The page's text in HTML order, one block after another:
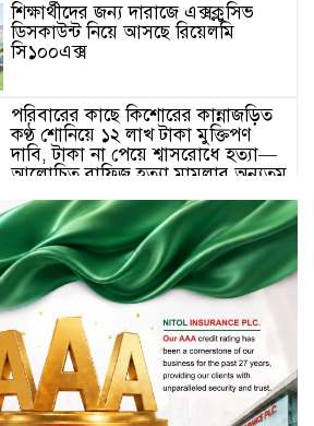
শিক্ষার্থীদের জন্য দারাজে এক্সক্লুসিভ
ডিসকাউন্ট নিয়ে আসছে রিয়েলমি
সি১০০এক্স
পরিবারের কাছে কিশোরের কান্নাজড়িত
কণ্ঠ শোনিয়ে ১২ লাখ টাকা মুক্তিপণ
দাবি, টাকা না পেয়ে শ্বাসরোধে হত্যা—
আলোচিত রাফিজ হত্যা মামলার অন্যতম
নড়াইলে বিএনপির ৬ নেতার
বহিষ্কারাদেশ প্রত্যাহার
দেশজুড়ে কেনাকাটায় সেরা অফার, ব্র্যান্ড
রাশ আওয়ার এবং এক্সক্লুসিভ পেমেন্ট
ডিসকাউন্ট নিয়ে এলো দারাজ ৮.৮ গ্রেট
৮ সেল